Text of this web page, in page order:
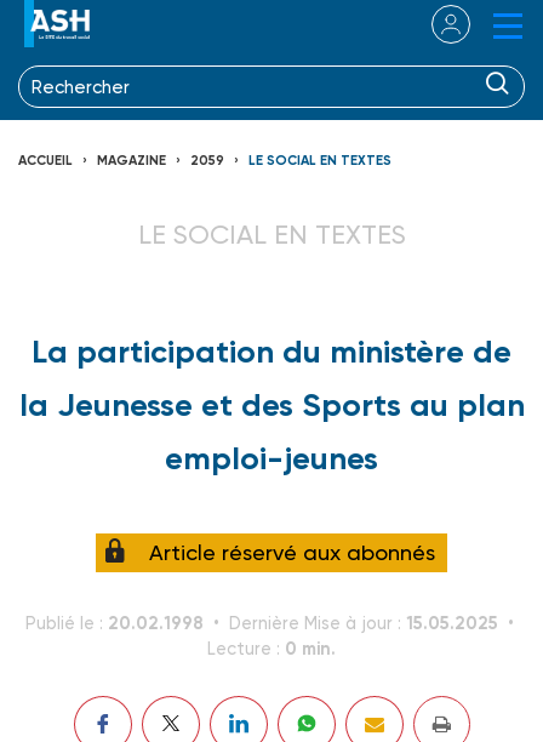
ACCUEIL MAGAZINE 2059 LE SOCIAL EN TEXTES
LE SOCIAL EN TEXTES
La participation du ministère de
la Jeunesse et des Sports au plan
emploi-jeunes
Article réservé aux abonnés
Publié le : 20.02.1998 Dernière Mise à jour : 15.05.2025
Lecture : 0 min.